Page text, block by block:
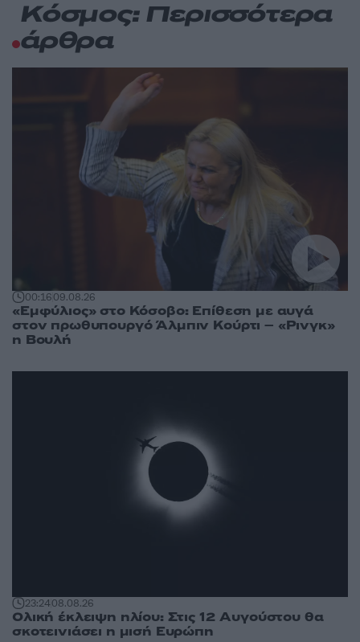
Κόσμος: Περισσότερα
άρθρα
00:1609.08.26
«Εμφύλιος» στο Κόσοβο: Επίθεση με αυγά
στον πρωθυπουργό Άλμπιν Κούρτι – «Ρινγκ»
η Βουλή
23:2408.08.26
Ολική έκλειψη ηλίου: Στις 12 Αυγούστου θα
σκοτεινιάσει η μισή Ευρώπη